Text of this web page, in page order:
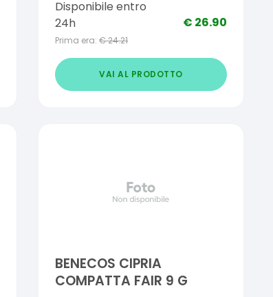
Disponibile entro
24h
Prima era: €24.21
€ 26.90
VAI AL PRODOTTO
BENECOS CIPRIA
COMPATTA FAIR 9 G